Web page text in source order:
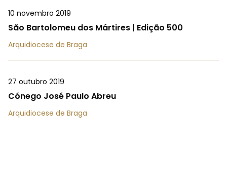
10 novembro 2019
São Bartolomeu dos Mártires | Edição 500
Arquidiocese de Braga
27 outubro 2019
Cónego José Paulo Abreu
Arquidiocese de Braga